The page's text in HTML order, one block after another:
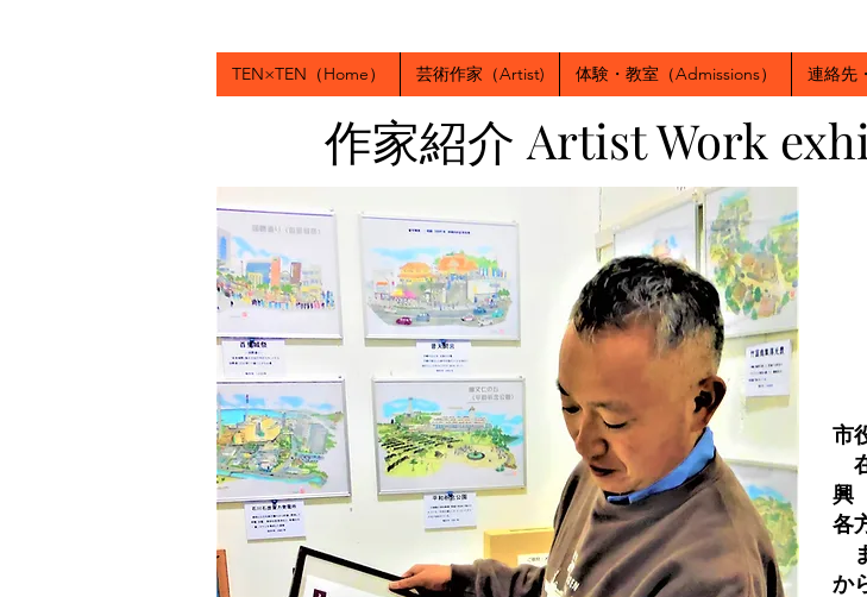
作家紹介 Artist Work
TEN×TEN（Home） 芸術作家（Artist) 体験・教室（Admissions） 連絡先
市
興
各
か